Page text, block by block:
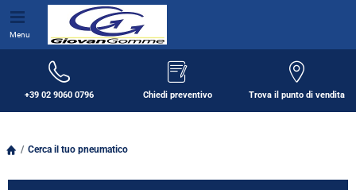
Menu
+39 02 9060 0796 Chiedi preventivo Trova il punto di vendita
Cerca il tuo pneumatico